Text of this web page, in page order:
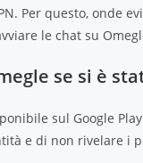
Per questo, onde
le chat su
se si è
sul Google
e di non rivelare i